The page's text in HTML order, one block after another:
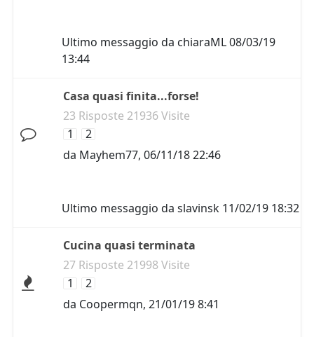
Ultimo messaggio da chiaraML08/03/19
13:44
Casa quasi finita...forse!
23 Risposte 21936 Visite
1
2
da Mayhem77, 06/11/18 22:46
Ultimo messaggio da slavinsk 11/02/19 18:32
Cucina quasi terminata
27 Risposte 21998 Visite
1
2
da Coopermqn, 21/01/19 8:41